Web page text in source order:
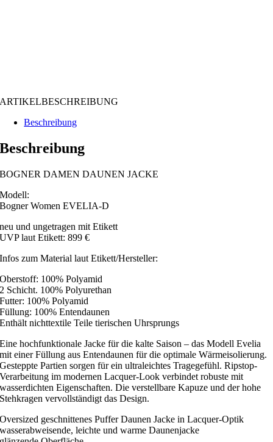
ARTIKELBESCHREIBUNG
Beschreibung
Beschreibung
BOGNER DAMEN DAUNEN JACKE
Modell:
Bogner Women EVELIA-D
neu und ungetragen mit Etikett
UVP laut Etikett: 899 €
Infos zum Material laut Etikett/Hersteller:
Oberstoff: 100% Polyamid
2 Schicht. 100% Polyurethan
Futter: 100% Polyamid
Füllung: 100% Entendaunen
Enthält nichttextile Teile tierischen Uhrsprungs
Eine hochfunktionale Jacke für die kalte Saison – das Modell Evelia
mit einer Füllung aus Entendaunen für die optimale Wärmeisolierung.
Gesteppte Partien sorgen für ein ultraleichtes Tragegefühl. Ripstop-
Verarbeitung im modernen Lacquer-Look verbindet robuste mit
wasserdichten Eigenschaften. Die verstellbare Kapuze und der hohe
Stehkragen vervollständigt das Design.
Oversized geschnittenes Puffer Daunen Jacke in Lacquer-Optik
wasserabweisende, leichte und warme Daunenjacke